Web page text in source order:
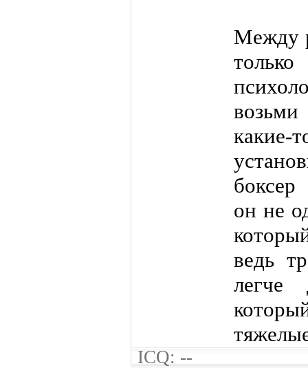
Между
какие-
боксер
он не
ведь
легче
ICQ: --